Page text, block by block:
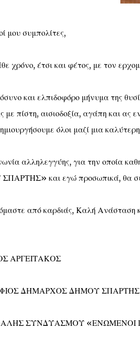
μου συμπολίτες,
χρόνο, έτσι και φέτος, με τον
και ελπιδοφόρο μήνυμα της
με πίστη, αισιοδοξία, αγάπη και ας
όλοι μαζί μια
αλληλεγγύης, για την οποία
και εγώ προσωπικά, θα
από καρδιάς, Καλή Ανάσταση
ΑΡΓΕΙΤΑΚΟΣ
ΔΗΜΑΡΧΟΣ ΔΗΜΟΥ ΣΠΑΡΤΗΣ
ΣΥΝΔΥΑΣΜΟΥ «ΕΝΩΜΕΝΟΙ